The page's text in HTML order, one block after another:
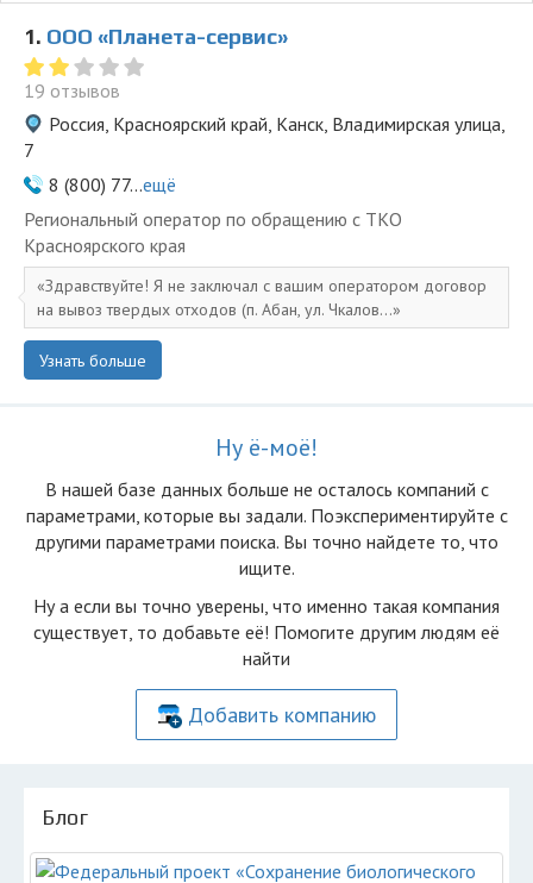
1. ООО «Планета-сервис»
19 отзывов
Россия, Красноярский край, Канск, Владимирская улица,
7
8 (800) 77...ещё
Региональный оператор по обращению с ТКО
Красноярского края
Здравствуйте! Я не заключал с вашим оператором договор
на вывоз твердых отходов (п. Абан, ул. Чкалов...
Узнать больше
Ну ё-моё!
В нашей базе данных больше не осталоcь компаний с
параметрами, которые вы задали. Поэкспериментируйте с
другими параметрами поиска. Вы точно найдете то, что
ищите.
Ну а если вы точно уверены, что именно такая компания
существует, то добавьте её! Помогите другим людям её
найти
Добавить компанию
Блог